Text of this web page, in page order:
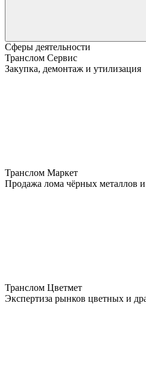
Сферы деятельности
Транслом Сервис
Закупка, демонтаж и утилизация
Транслом Маркет
Продажа лома чёрных металлов и
Транслом Цветмет
Экспертиза рынков цветных и